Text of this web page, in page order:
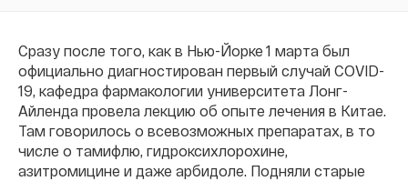
Сразу после того, как в Нью-Йорке 1 марта был
официально диагностирован первый случай COVID-
19, кафедра фармакологии университета Лонг-
Айленда провела лекцию об опыте лечения в Китае.
Там говорилось о всевозможных препаратах, в то
числе о тамифлю, гидроксихлорохине,
азитромицине и даже арбидоле. Подняли старые